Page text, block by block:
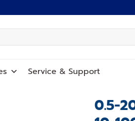
Service & Support
0.5-